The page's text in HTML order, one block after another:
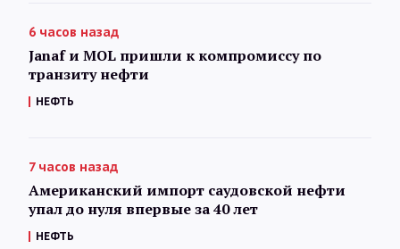
6 часов назад
Janaf и MOL пришли к компромиссу по
транзиту нефти
НЕФТЬ
7 часов назад
Американский импорт саудовской нефти
упал до нуля впервые за 40 лет
НЕФТЬ